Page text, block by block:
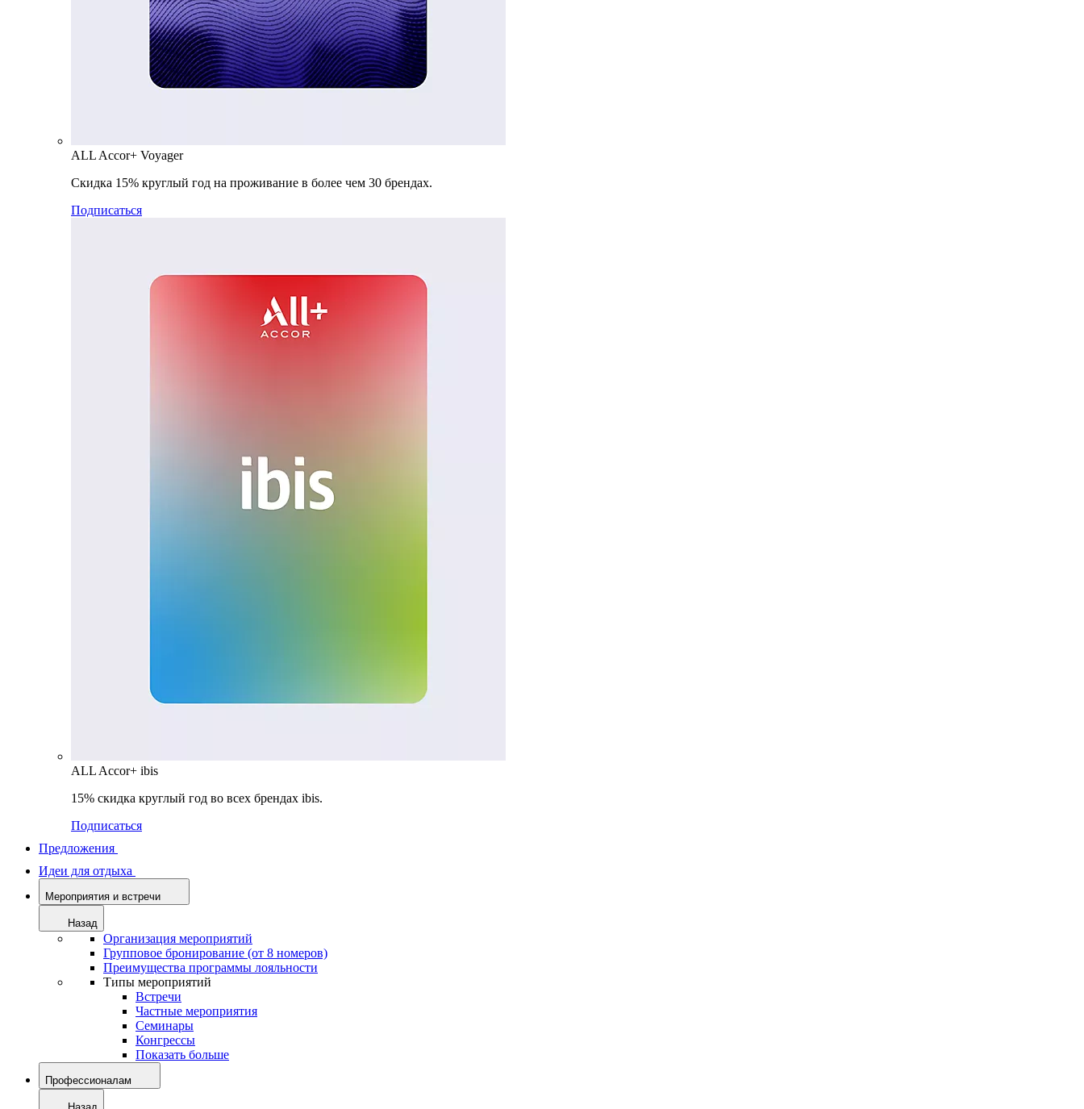
ALL Accor+ Voyager
Скидка 15% круглый год на проживание в более чем 30 брендах.
Подписаться
ALL Accor+ ibis
15% скидка круглый год во всех брендах ibis.
Подписаться
Предложения
Идеи для отдыха
Мероприятия и встречи
Назад
Организация мероприятий
Групповое бронирование (от 8 номеров)
Преимущества программы лояльности
Типы мероприятий
Встречи
Частные мероприятия
Семинары
Конгрессы
Показать больше
Профессионалам